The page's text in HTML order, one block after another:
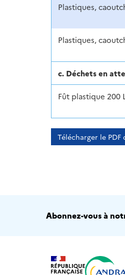
Plastiques,
Plastiques,
c. Déchets en
Fût plastique 200
Télécharger le
Abonnez-vous à